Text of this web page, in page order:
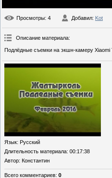
Просмотры: 4 Добавил: Kot
Описание материала:
Подлёдные съемки на экшн-камеру
Язык: Русский
Длительность материала: 00:17:38
Автор: Константин
Всего комментариев: 0